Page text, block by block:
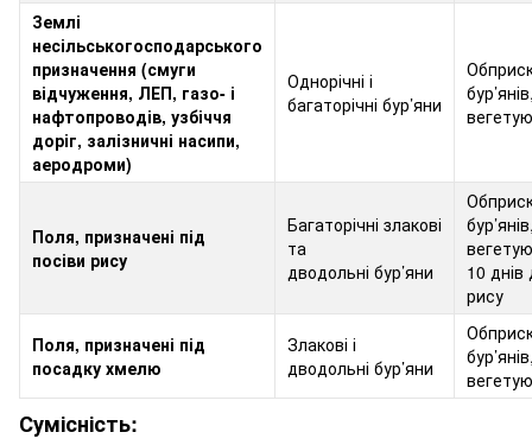
Землі
несільськогосподарського
призначення (смуги
відчуження, ЛЕП, газо- і
нафтопроводів, узбіччя
доріг, залізничні насипи,
аеродроми)
Однорічні і
багаторічні бур’яни
Поля, призначені під
посіви рису
Багаторічні злакові
та
дводольні бур’яни
10 днів
рису
Поля, призначені під
посадку хмелю
Злакові і
дводольні бур’яни
Сумісність: